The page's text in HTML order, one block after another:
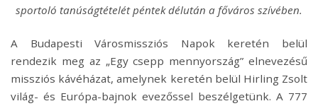
sportoló tanúságtételét péntek délután a főváros szívében.
A Budapesti Városmissziós Napok keretén belül
rendezik meg az „Egy csepp mennyország” elnevezésű
missziós kávéházat, amelynek keretén belül Hirling Zsolt
világ- és Európa-bajnok evezőssel beszélgetünk. A 777